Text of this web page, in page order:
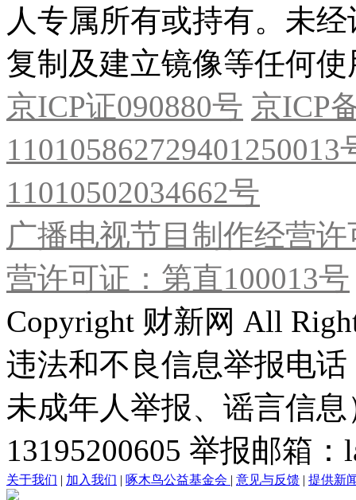
人专属所有或持有。未
复制及建立镜像等任何使
京ICP证090880号 京ICP
11010502034662号
广播电视节目制作经营
营许可证：第直100013号
Copyright 财新网 All
违法和不良信息举报电
未成年人举报、谣言信
13195200605 举报邮箱
关于我们 | 加入我们 | 啄木鸟公益基金会 | 意见与反馈 | 提供新